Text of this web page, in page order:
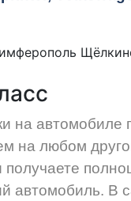
на автомобиле
на любом
автомобиль. В